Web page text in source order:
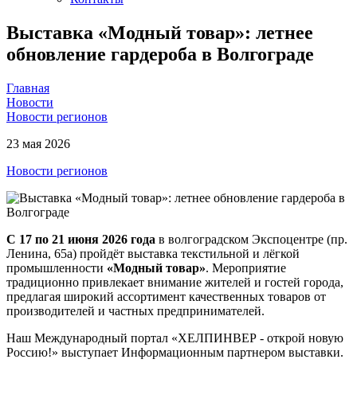
Выставка «Модный товар»: летнее
обновление гардероба в Волгограде
Главная
Новости
Новости регионов
23 мая 2026
Новости регионов
С 17 по 21 июня 2026 года в волгоградском Экспоцентре (пр.
Ленина, 65а) пройдёт выставка текстильной и лёгкой
промышленности «Модный товар». Мероприятие
традиционно привлекает внимание жителей и гостей города,
предлагая широкий ассортимент качественных товаров от
производителей и частных предпринимателей.
Наш Международный портал «ХЕЛПИНВЕР - открой новую
Россию!» выступает Информационным партнером выставки.